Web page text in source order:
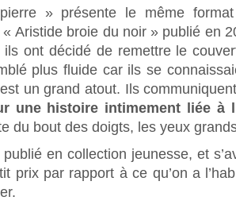
» présente le même
Aristide broie du noir » publié en
ils ont décidé de remettre le
plus fluide car ils se
un grand atout. Ils
une histoire intimement liée à
du bout des doigts, les yeux
en collection jeunesse, et
prix par rapport à ce qu’on a